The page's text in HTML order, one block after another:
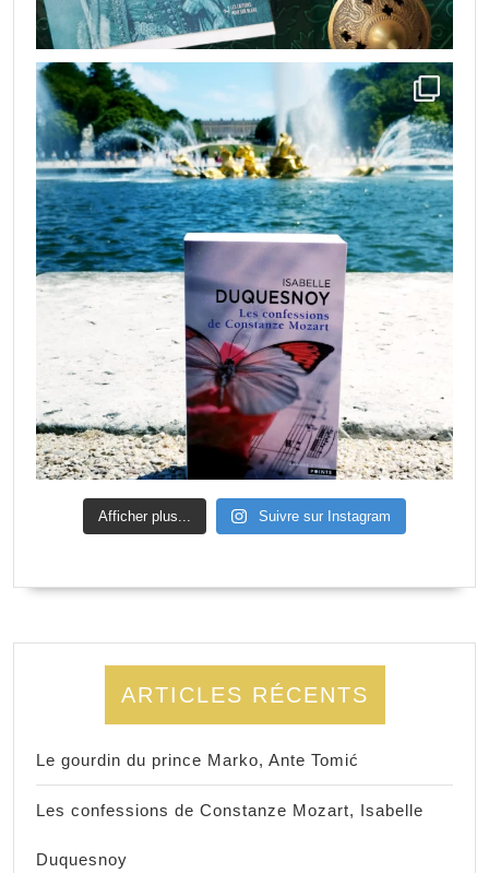
Afficher plus... Suivre sur Instagram
ARTICLES RÉCENTS
Le gourdin du prince Marko, Ante Tomić
Les confessions de Constanze Mozart, Isabelle
Duquesnoy